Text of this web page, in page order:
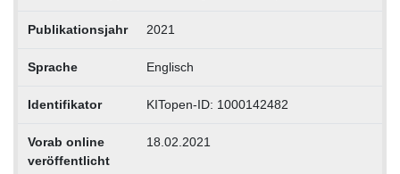
Publikationsjahr 2021
Sprache Englisch
Identifikator KITopen-ID: 1000142482
Vorab online
veröffentlicht
18.02.2021